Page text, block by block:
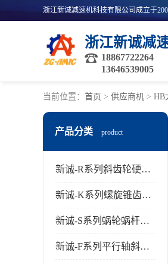
浙江新诚减
18867722264
13646539005
当前位置： 首页 > 供应商机 > HB
产品分类 product
新诚-R系列斜齿轮硬齿面减速机
新诚-K系列螺旋锥齿轮减速机
新诚-S系列蜗轮蜗杆齿轮减速机
新诚-F系列平行轴斜齿轮减速机